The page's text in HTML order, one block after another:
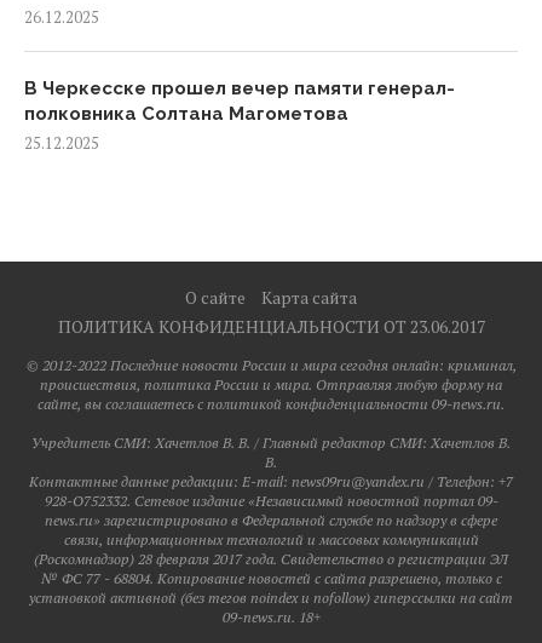
26.12.2025
В Черкесске прошел вечер памяти генерал-
полковника Солтана Магометова
25.12.2025
О сайте
Карта сайта
ПОЛИТИКА КОНФИДЕНЦИАЛЬНОСТИ ОТ 23.06.2017
© 2012-2022 Последние новости России и мира сегодня онлайн: криминал,
происшествия, политика России и мира. Отправляя любую форму на
сайте, вы соглашаетесь с политикой конфиденциальности 09-news.ru.
Учредитель СМИ: Хaчeтлoв B. B. / Главный редактор СМИ: Хaчeтлoв B.
B.
Контактные данные редакции: E-mail: news09ru@yandex.ru / Телефон: +7
928-O752332. Сетевое издание «Независимый новостной портал 09-
news.ru» зарегистрировано в Федеральной службе по надзору в сфере
связи, информационных технологий и массовых коммуникаций
(Роскомнадзор) 28 февраля 2017 года. Свидетельство о регистрации ЭЛ
№ ФС 77 - 68804. Копирование новостей с сайта разрешено, только с
установкой активной (без тегов noindex и nofollow) гиперссылки на сайт
09-news.ru. 18+